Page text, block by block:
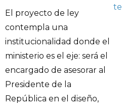
El proyecto de ley
contempla una
institucionalidad donde el
ministerio es el eje: será el
encargado de asesorar al
Presidente de la
República en el diseño,